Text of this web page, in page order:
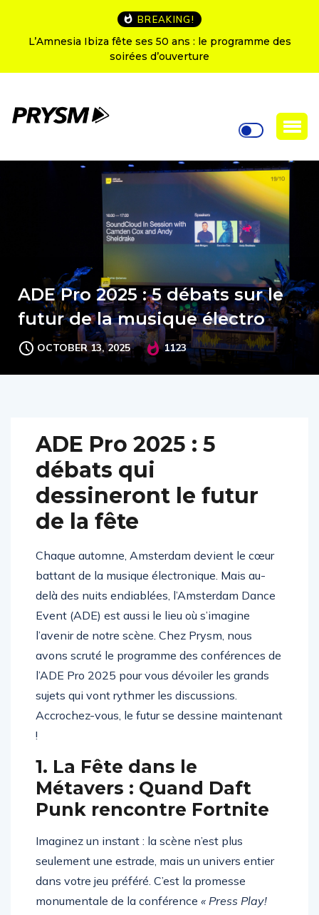
BREAKING!
L’Amnesia Ibiza fête ses 50 ans : le programme des
soirées d’ouverture
ADE Pro 2025 : 5 débats sur le
futur de la musique électro
OCTOBER 13, 2025 1123
ADE Pro 2025 : 5
débats qui
dessineront le futur
de la fête
Chaque automne, Amsterdam devient le cœur
battant de la musique électronique. Mais au-
delà des nuits endiablées, l’Amsterdam Dance
Event (ADE) est aussi le lieu où s’imagine
l’avenir de notre scène. Chez Prysm, nous
avons scruté le programme des conférences de
l’ADE Pro 2025 pour vous dévoiler les grands
sujets qui vont rythmer les discussions.
Accrochez-vous, le futur se dessine maintenant
!
1. La Fête dans le
Métavers : Quand Daft
Punk rencontre Fortnite
Imaginez un instant : la scène n’est plus
seulement une estrade, mais un univers entier
dans votre jeu préféré. C’est la promesse
monumentale de la conférence « Press Play!